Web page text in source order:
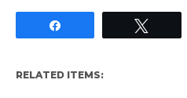
RELATED ITEMS: